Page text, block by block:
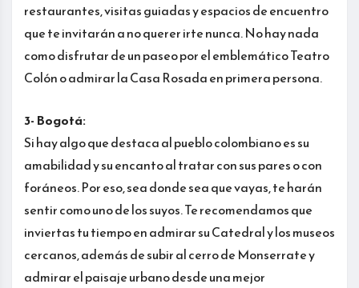
restaurantes, visitas guiadas y espacios de encuentro
que te invitarán a no querer irte nunca. No hay nada
como disfrutar de un paseo por el emblemático Teatro
Colón o admirar la Casa Rosada en primera persona.
3- Bogotá:
Si hay algo que destaca al pueblo colombiano es su
amabilidad y su encanto al tratar con sus pares o con
foráneos. Por eso, sea donde sea que vayas, te harán
sentir como uno de los suyos. Te recomendamos que
inviertas tu tiempo en admirar su Catedral y los museos
cercanos, además de subir al cerro de Monserrate y
admirar el paisaje urbano desde una mejor